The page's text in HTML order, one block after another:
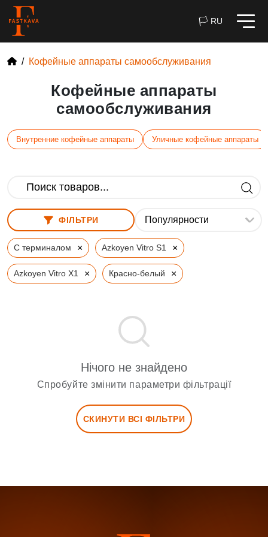
🏳 RU
Кофейные аппараты самообслуживания
Кофейные аппараты
самообслуживания
Внутренние кофейные аппараты Уличные кофейные аппараты
ФІЛЬТРИ
С терминалом × Azkoyen Vitro S1 ×
Azkoyen Vitro X1 × Красно-белый ×
Нічого не знайдено
Спробуйте змінити параметри фільтрації
СКИНУТИ ВСІ ФІЛЬТРИ